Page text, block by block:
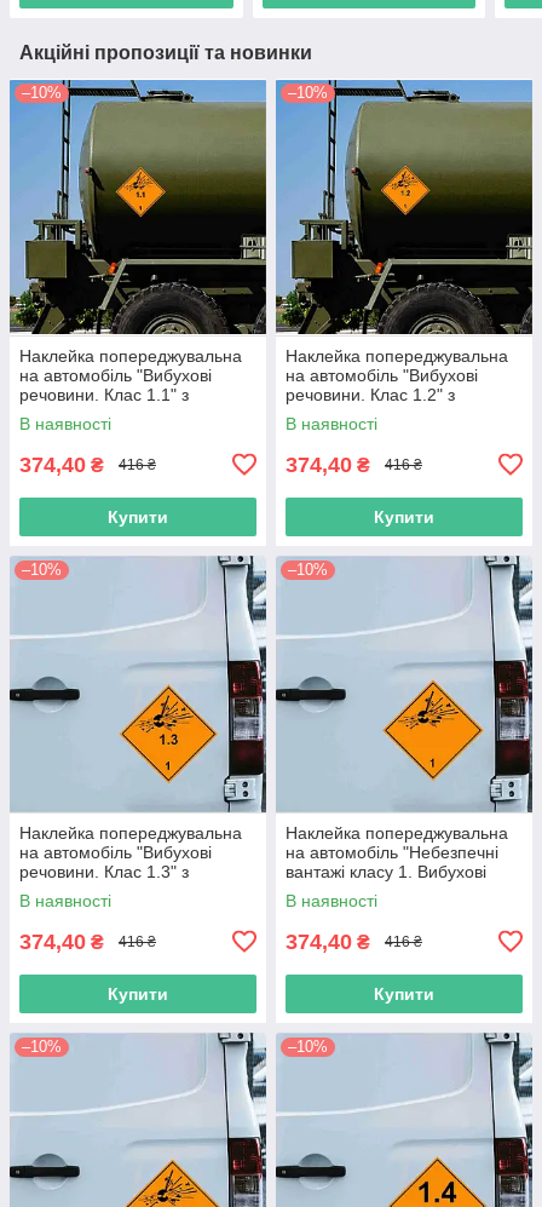
Акційні пропозиції та новинки
–10%
Наклейка попереджувальна
на автомобіль "Вибухові
речовини. Клас 1.1" з
оракалу
В наявності
374,40 ₴ 416 ₴
Купити
–10%
Наклейка попереджувальна
на автомобіль "Вибухові
речовини. Клас 1.2" з
оракалу
В наявності
374,40 ₴ 416 ₴
Купити
–10%
Наклейка попереджувальна
на автомобіль "Вибухові
речовини. Клас 1.3" з
оракалу
В наявності
374,40 ₴ 416 ₴
Купити
–10%
Наклейка попереджувальна
на автомобіль "Небезпечні
вантажі класу 1. Вибухові
речовини" з оракалу
В наявності
374,40 ₴ 416 ₴
Купити
–10% –10%